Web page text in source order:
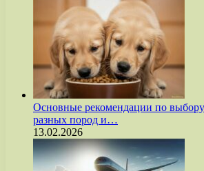
Основные рекомендации по
разных пород и…
13.02.2026